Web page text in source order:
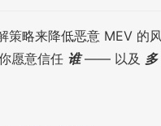
策略来降低恶意 MEV 的
愿意信任 谁—— 以及 多